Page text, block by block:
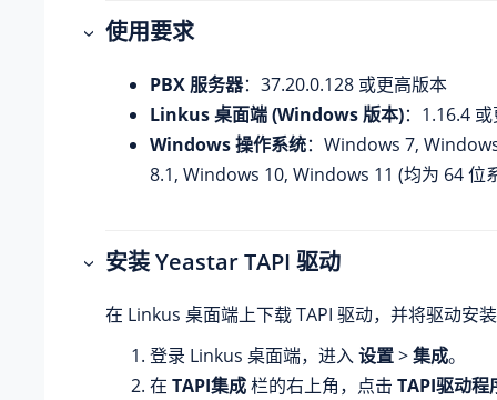
使用要求
PBX 服务器： 37.20.0.128 或更高版本
Linkus 桌面端 (Windows 版本)：1.16.4
Windows 操作系统：Windows 7,
8.1, Windows 10, Windows 11 (均为 64 位
安装 Yeastar TAPI 驱动
在 Linkus 桌面端上下载 TAPI 驱动，并将驱动安
登录 Linkus 桌面端，进入设置>集成。
在 TAPI集成栏的右上角，点击 TAPI驱动程